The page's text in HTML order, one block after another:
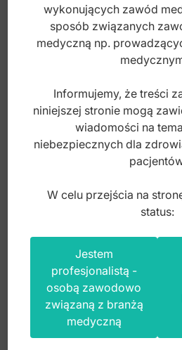
Pensety chirurgiczne
Pensety do depilacji
Pilnik podologiczny
Pilniki do paznokci Black
Pojemnik do waty
Skrobaczka dermatologiczna
Sondy/Kopytka/Szpatułki
Stojak na kleszcze
Szczypce do gazików
Tacki nerka
Skrobaczka Fox
140mm fig.3
Index: 30-012-03
wykonujących zawód
sposób związanych
medyczną np.
Informujemy, że treści
niniejszej stronie mogą
wiadomości na
niebezpiecznych dla
W celu przejścia na
status:
Jestem
profesjonalistą -
osobą zawodowo
związaną z branżą
medyczną